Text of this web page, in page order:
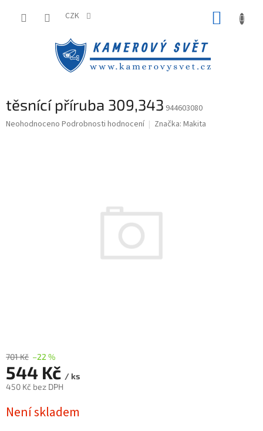
CZK
těsnící příruba 309,343 944603080
Průměrné
Neohodnoceno Podrobnosti hodnocení Značka: Makita
701 Kč –22 %
544 Kč / ks
450 Kč bez DPH
cena:
Není skladem